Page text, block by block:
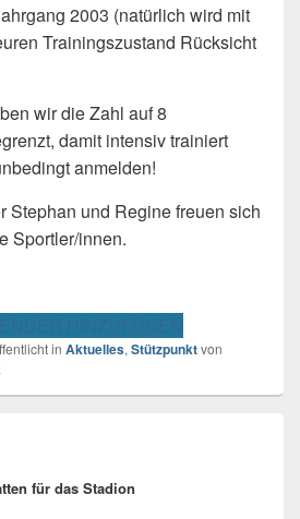
2003 (natürlich wird mit
Trainingszustand Rücksicht
wir die Zahl auf 8
damit intensiv trainiert
anmelden!
Stephan und Regine freuen sich
Sportler/innen.
in Aktuelles, Stützpunktvon
für das Stadion